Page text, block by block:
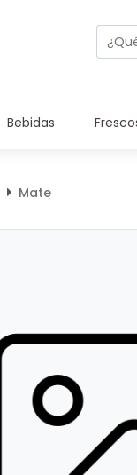
Bebidas
Mate